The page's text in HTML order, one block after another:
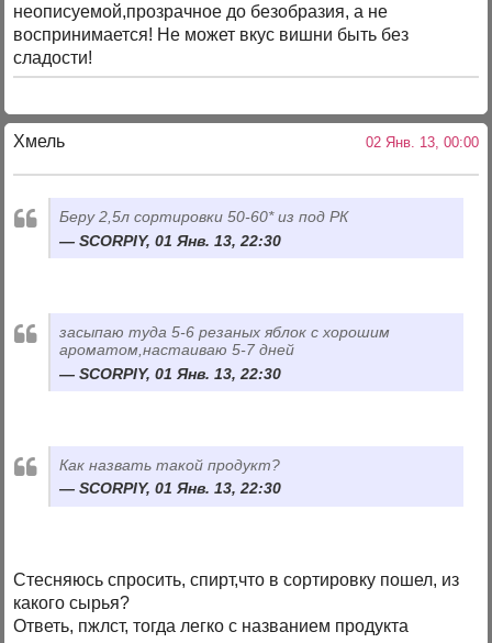
неописуемой,прозрачное до безобразия, а не
воспринимается! Не может вкус вишни быть без
сладости!
Хмель 02 Янв. 13, 00:00
Беру 2,5л сортировки 50-60* из под РК
SCORPIY, 01 Янв. 13, 22:30
засыпаю туда 5-6 резаных яблок с хорошим
ароматом,настаиваю 5-7 дней
SCORPIY, 01 Янв. 13, 22:30
Как назвать такой продукт?
SCORPIY, 01 Янв. 13, 22:30
Стесняюсь спросить, спирт,что в сортировку пошел, из
какого сырья?
Ответь, пжлст, тогда легко с названием продукта